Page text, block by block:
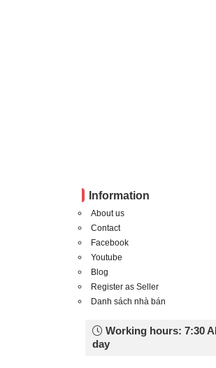
Information
About us
Contact
Facebook
Youtube
Blog
Register as Seller
Danh sách nhà bán
Working hours: 7:30
day